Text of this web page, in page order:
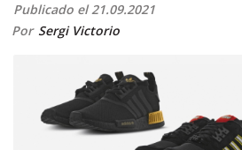
Publicado el 21.09.2021
Por Sergi Victorio